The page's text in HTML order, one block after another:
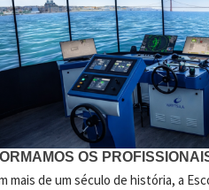
OS
mais de um século de história, a